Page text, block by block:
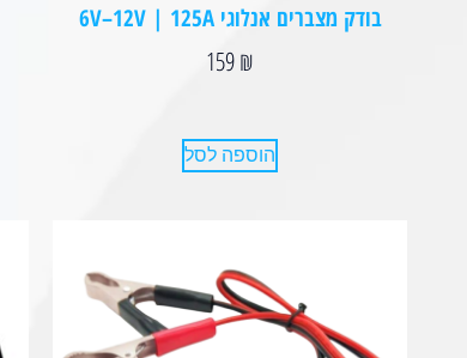
בודק מצברים אנלוגי 6V–12V | 125A
159₪
הוספה לסל